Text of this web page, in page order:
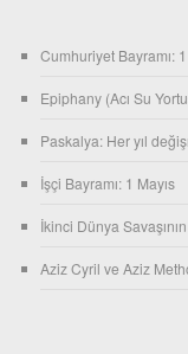
Cumhuriyet Bayramı:
Epiphany (Acı Su
Paskalya: Her yıl
İşçi Bayramı: 1 Mayıs
İkinci Dünya
Aziz Cyril ve Aziz